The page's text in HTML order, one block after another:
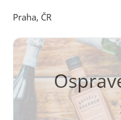
Praha, ČR